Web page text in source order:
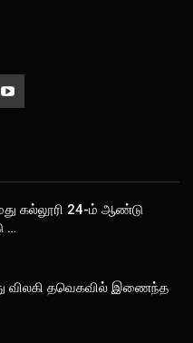
கல்லூரி 24-ம் ஆண்டு
…
விலகி தவெகவில் இணைந்த